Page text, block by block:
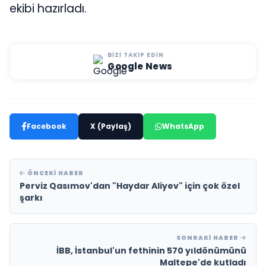
ekibi hazırladı.
BIZI TAKIP EDIN
Google News
Facebook X (Paylaş) WhatsApp
ÖNCEKI HABER
Perviz Qasımov'dan "Haydar Aliyev" için çok özel
şarkı
SONRAKI HABER
İBB, İstanbul'un fethinin 570 yıldönümünü
Maltepe'de kutladı